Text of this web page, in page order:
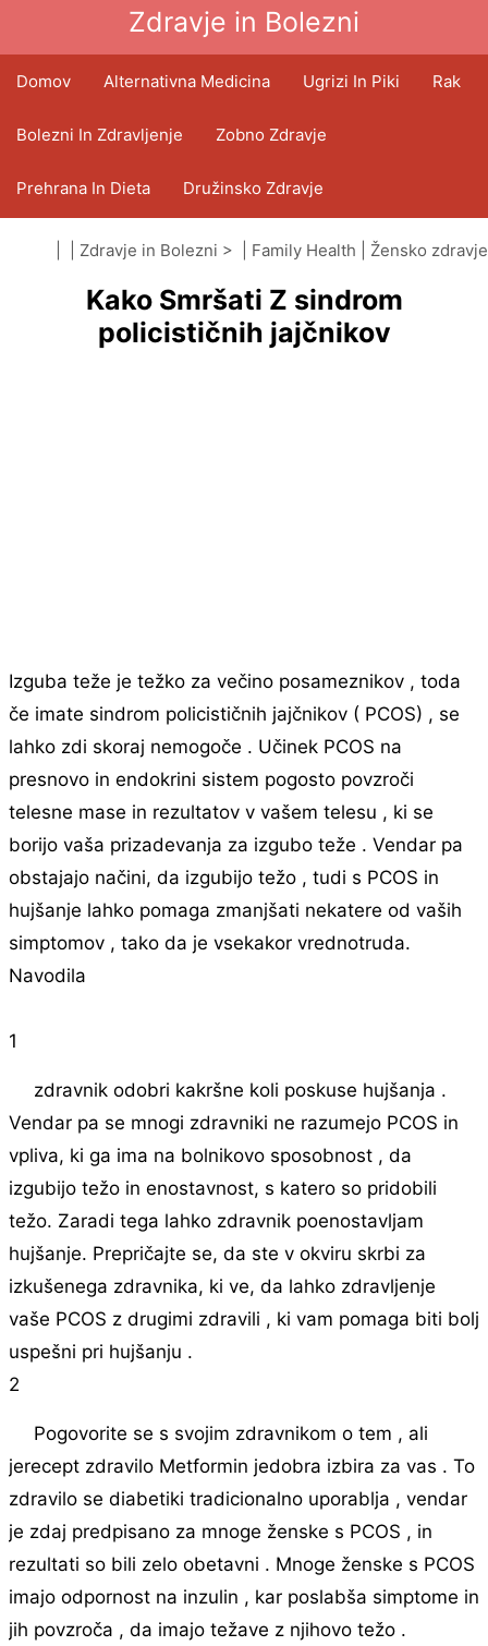
Zdravje in Bolezni
Domov Alternativna Medicina Ugrizi In Piki Rak
Bolezni In Zdravljenje Zobno Zdravje
Prehrana In Dieta Družinsko Zdravje
Zdravstveni Sektor Duševno Zdravje
Javno Zdravje In Varnost Operacije In Posegi
Zdravje in Bolezni > | Family Health Žensko zdravje
Kako Smršati Z sindrom
policističnih jajčnikov
Izguba teže je težko za večino posameznikov , toda
če imate sindrom policističnih jajčnikov ( PCOS) , se
lahko zdi skoraj nemogoče . Učinek PCOS na
presnovo in endokrini sistem pogosto povzroči
telesne mase in rezultatov v vašem telesu , ki se
borijo vaša prizadevanja za izgubo teže . Vendar pa
obstajajo načini, da izgubijo težo , tudi s PCOS in
hujšanje lahko pomaga zmanjšati nekatere od vaših
simptomov , tako da je vsekakor vrednotruda.
Navodila
1
zdravnik odobri kakršne koli poskuse hujšanja .
Vendar pa se mnogi zdravniki ne razumejo PCOS in
vpliva, ki ga ima na bolnikovo sposobnost , da
izgubijo težo in enostavnost, s katero so pridobili
težo. Zaradi tega lahko zdravnik poenostavljam
hujšanje. Prepričajte se, da ste v okviru skrbi za
izkušenega zdravnika, ki ve, da lahko zdravljenje
vaše PCOS z drugimi zdravili , ki vam pomaga biti bolj
uspešni pri hujšanju .
2
Pogovorite se s svojim zdravnikom o tem , ali
jerecept zdravilo Metformin jedobra izbira za vas . To
zdravilo se diabetiki tradicionalno uporablja , vendar
je zdaj predpisano za mnoge ženske s PCOS , in
rezultati so bili zelo obetavni . Mnoge ženske s PCOS
imajo odpornost na inzulin , kar poslabša simptome in
jih povzroča , da imajo težave z njihovo težo .